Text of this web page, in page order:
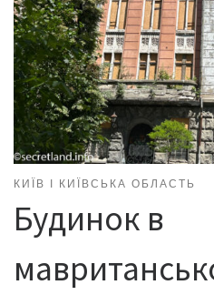
КИЇВ І КИЇВСЬКА ОБЛАСТЬ
Будинок в